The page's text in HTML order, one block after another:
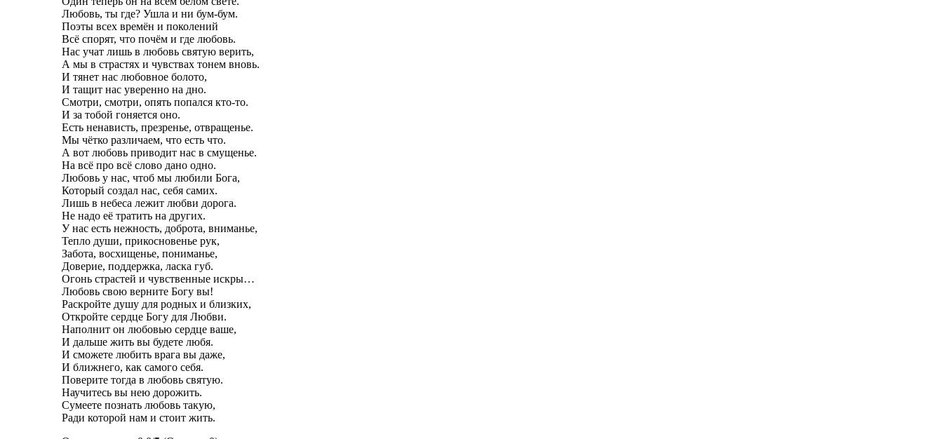
Любовь, ты где? Ушла и ни бум-бум.
Поэты всех времён и поколений
Всё спорят, что почём и где любовь.
Нас учат лишь в любовь святую верить,
А мы в страстях и чувствах тонем вновь.
И тянет нас любовное болото,
И тащит нас уверенно на дно.
Смотри, смотри, опять попался кто-то.
И за тобой гоняется оно.
Есть ненависть, презренье, отвращенье.
Мы чётко различаем, что есть что.
А вот любовь приводит нас в смущенье.
На всё про всё слово дано одно.
Любовь у нас, чтоб мы любили Бога,
Который создал нас, себя самих.
Лишь в небеса лежит любви дорога.
Не надо её тратить на других.
У нас есть нежность, доброта, вниманье,
Тепло души, прикосновенье рук,
Забота, восхищенье, пониманье,
Доверие, поддержка, ласка губ.
Огонь страстей и чувственные искры…
Любовь свою верните Богу вы!
Раскройте душу для родных и близких,
Откройте сердце Богу для Любви.
Наполнит он любовью сердце ваше,
И дальше жить вы будете любя.
И сможете любить врага вы даже,
И ближнего, как самого себя.
Поверите тогда в любовь святую.
Научитесь вы нею дорожить.
Сумеете познать любовь такую,
Ради которой нам и стоит жить.